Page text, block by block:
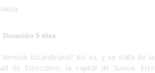
Duración 5 dias
Venecia Escandinava? Así es, y se trata de la
de Estocolmo, la capital de Suecia. Este